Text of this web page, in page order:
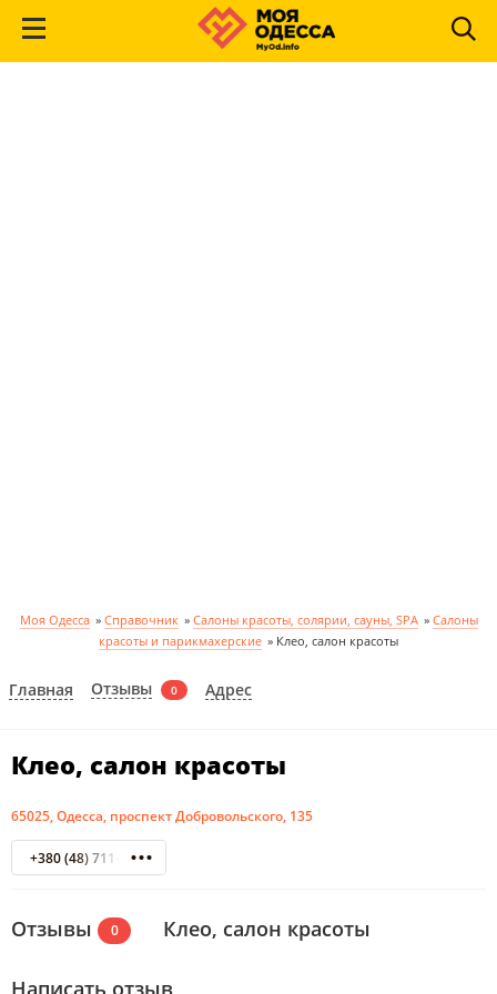
Моя Одесса » Справочник » Салоны красоты, солярии, сауны, SPA » Салоны
красоты и парикмахерские » Клео, салон красоты
Главная Отзывы 0 Адрес
Клео, салон красоты
65025, Одесса, проспект Добровольского, 135
+380 (48) 711-41-56
Отзывы 0 Клео, салон красоты